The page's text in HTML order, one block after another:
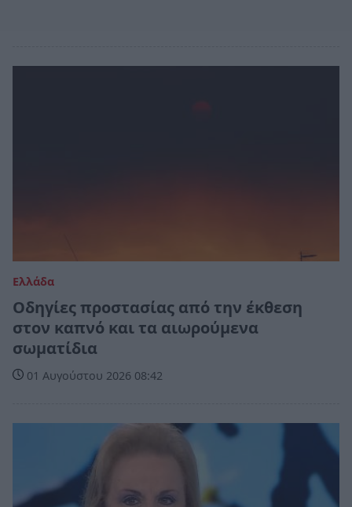
Ελλάδα
Οδηγίες προστασίας από την έκθεση
στον καπνό και τα αιωρούμενα
σωματίδια
01 Αυγούστου 2026 08:42